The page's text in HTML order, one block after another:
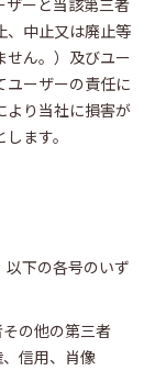
ザーと当該第三者
、中止又は廃止等
せん。）及びユー
ユーザーの責任に
より当社に損害が
ます。
以下の各号のいず
その他の第三者
信用、肖像